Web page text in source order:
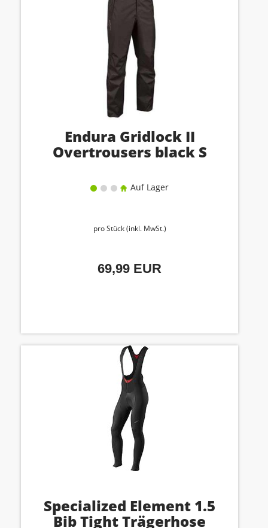
Endura Gridlock II
Overtrousers black S
Auf Lager
pro Stück (inkl. MwSt.)
69,99 EUR
Specialized Element 1.5
Bib Tight Trägerhose